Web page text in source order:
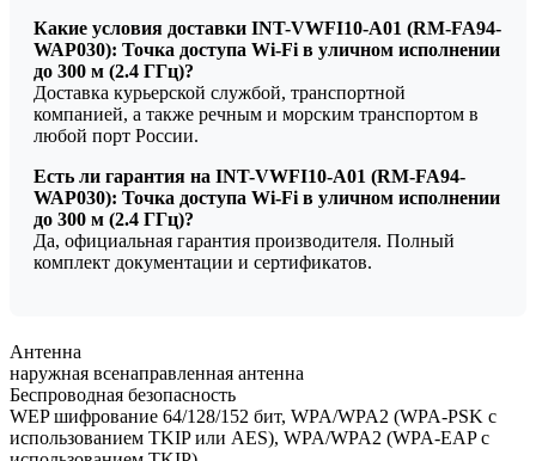
Какие условия доставки INT-VWFI10-A01 (RM-FA94-
WAP030): Точка доступа Wi-Fi в уличном исполнении
до 300 м (2.4 ГГц)?
Доставка курьерской службой, транспортной
компанией, а также речным и морским транспортом в
любой порт России.
Есть ли гарантия на INT-VWFI10-A01 (RM-FA94-
WAP030): Точка доступа Wi-Fi в уличном исполнении
до 300 м (2.4 ГГц)?
Да, официальная гарантия производителя. Полный
комплект документации и сертификатов.
Антенна
наружная всенаправленная антенна
Беспроводная безопасность
WEP шифрование 64/128/152 бит, WPA/WPA2 (WPA-PSK с
использованием TKIP или AES), WPA/WPA2 (WPA-EAP с